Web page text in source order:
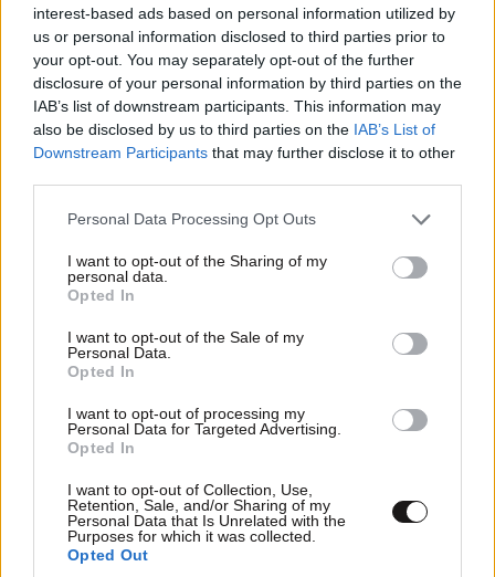
interest-based ads based on personal information utilized by
us or personal information disclosed to third parties prior to
your opt-out. You may separately opt-out of the further
disclosure of your personal information by third parties on the
IAB’s list of downstream participants. This information may
also be disclosed by us to third parties on the IAB’s List of
Downstream Participants that may further disclose it to other
Please note that this website/app uses one or more Google
not limited to your visit or usage behaviour. You may click to
grant or deny consent to Google and its third-party tags to
use your data for below specified purposes in below Google
consent section.
Personal Data Processing Opt Outs
I want to opt-out of the Sharing of my
personal data.
Opted In
I want to opt-out of the Sale of my
Personal Data.
Opted In
I want to opt-out of processing my
Personal Data for Targeted Advertising.
Opted In
I want to opt-out of Collection, Use,
Retention, Sale, and/or Sharing of my
Personal Data that Is Unrelated with the
Purposes for which it was collected.
Opted Out
ΠΡΟΣΘΕΣΤΕ ΤΟ ΣΧΟΛΙΟ ΣΑΣ